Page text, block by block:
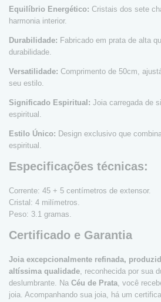
Equilíbrio Energético: Cristais dos sete
harmonia interior.
Durabilidade: Fabricado em prata de alta
durabilidade.
Versatilidade: Comprimento de 50cm,
seu estilo.
Significado Espiritual: Joia carregada de
espiritual.
Estilo Único: Design exclusivo que
espiritual.
Especificações técnicas:
Corrente: 45 + 5 centímetros de extensor.
Cristal: 4 milímetros.
Peso: 3.1 gramas.
Certificado e Garantia
Joia excepcionalmente refinada,
altíssima qualidade , reconhecida por sua
deslumbrante. Na Céu de Prata , você
joia. Acompanhando sua joia, há um